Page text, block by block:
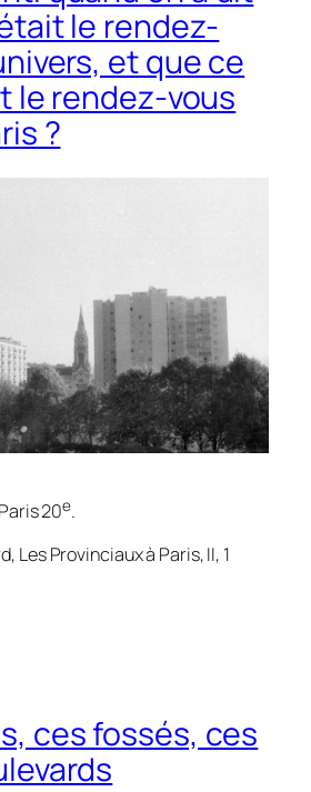
le rendez-
et que ce
le rendez-vous
?
20e.
Les Provinciaux à Paris, II, 1
ces fossés, ces